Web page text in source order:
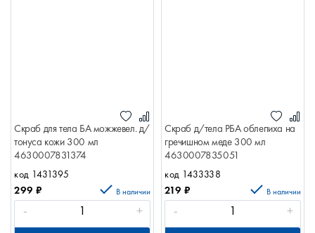
Скраб для тела БА можжевел. д/
тонуса кожи 300 мл
4630007831374
код 1431395
299 ₽ В наличии
- +
Скраб д/тела РБА облепиха на
гречишном меде 300 мл
4630007835051
код 1433338
219 ₽ В наличии
- +